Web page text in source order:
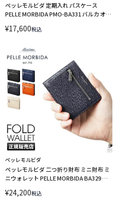
ペッレモルビダ 定期入れ パスケース
PELLE MORBIDA PMO-BA331 バルカ オー
¥17,600税込
ペッレモルビダ
ペッレモルビダ 二つ折り財布 ミニ財布 ミ
ニウォレット PELLE MORBIDA BA329 バ
¥24,200税込